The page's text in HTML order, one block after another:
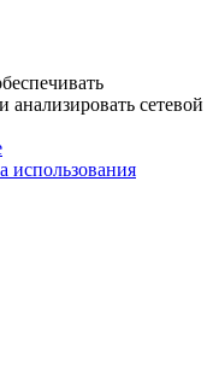
сетевой
использования